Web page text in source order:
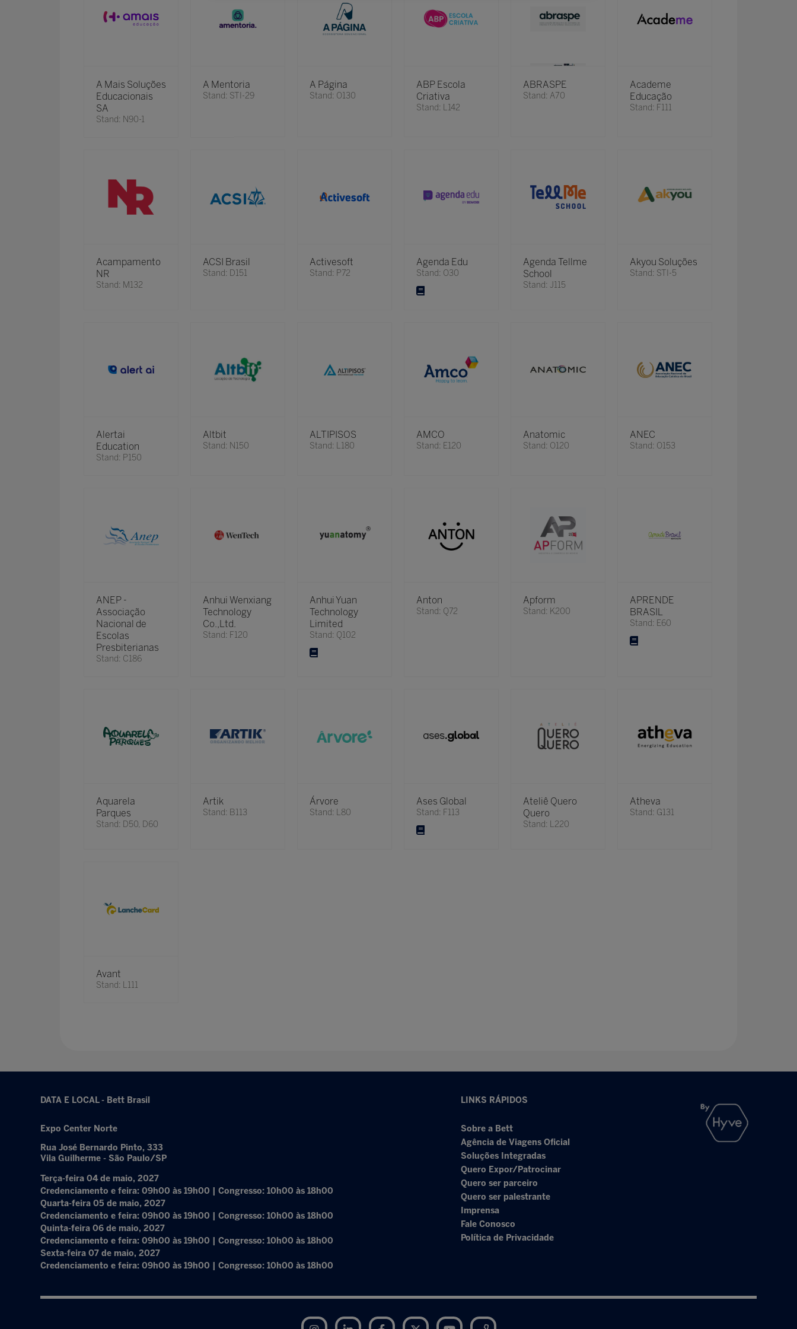
A Mais Soluções
Educacionais
SA
Stand: N90-1
A Mentoria
Stand: STI-29
A Página
Stand: O130
ABP Escola
Criativa
Stand: L142
ABRASPE
Stand: A70
Academe
Educação
Stand: F111
Acampamento
NR
Stand: M132
ACSI Brasil
Stand: D151
Activesoft
Stand: P72
Agenda Edu
Stand: O30
Agenda Tellme
School
Stand: J115
Akyou Soluções
Stand: STI-5
Alertai
Education
Stand: P150
Altbit
Stand: N150
ALTIPISOS
Stand: L180
AMCO
Stand: E120
Anatomic
Stand: O120
ANEC
Stand: O153
ANEP -
Associação
Nacional de
Escolas
Presbiterianas
Stand: C186
Anhui Wenxiang
Technology
Co.,Ltd.
Stand: F120
Anhui Yuan
Technology
Limited
Stand: Q102
Anton
Stand: Q72
Apform
Stand: K200
APRENDE
BRASIL
Stand: E60
Aquarela
Parques
Stand: D50, D60
Artik
Stand: B113
Árvore
Stand: L80
Ases Global
Stand: F113
Ateliê Quero
Quero
Stand: L220
Atheva
Stand: G131
Avant
Stand: L111
DATA E LOCAL - Bett Brasil
Expo Center Norte
Rua José Bernardo Pinto, 333
Vila Guilherme - São Paulo/SP
Terça-feira 04 de maio, 2027
Credenciamento e feira: 09h00 às 19h00 | Congresso: 10h00 às 18h00
Quarta-feira 05 de maio, 2027
Credenciamento e feira: 09h00 às 19h00 | Congresso: 10h00 às 18h00
Quinta-feira 06 de maio, 2027
Credenciamento e feira: 09h00 às 19h00 | Congresso: 10h00 às 18h00
Sexta-feira 07 de maio, 2027
Credenciamento e feira: 09h00 às 19h00 | Congresso: 10h00 às 18h00
LINKS RÁPIDOS
Sobre a Bett
Agência de Viagens Oficial
Soluções Integradas
Quero Expor/Patrocinar
Quero ser parceiro
Quero ser palestrante
Imprensa
Fale Conosco
Política de Privacidade